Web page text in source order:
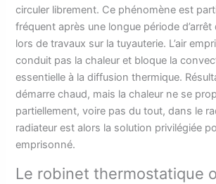
circuler librement. Ce phénomène est
fréquent après une longue période
lors de travaux sur la tuyauterie. L’air
conduit pas la chaleur et bloque la
essentielle à la diffusion thermique.
démarre chaud, mais la chaleur ne se
partiellement, voire pas du tout, dans le
radiateur est alors la solution privilégiée
emprisonné.
Le robinet thermostatique